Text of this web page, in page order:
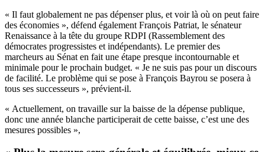
« Il faut globalement ne pas dépenser plus, et voir là où on peut faire
des économies », défend également François Patriat, le sénateur
Renaissance à la tête du groupe RDPI (Rassemblement des
démocrates progressistes et indépendants). Le premier des
marcheurs au Sénat en fait une étape presque incontournable et
minimale pour le prochain budget. « Je ne suis pas pour un discours
de facilité. Le problème qui se pose à François Bayrou se posera à
tous ses successeurs », prévient-il.
« Actuellement, on travaille sur la baisse de la dépense publique,
donc une année blanche participerait de cette baisse, c’est une des
mesures possibles »,